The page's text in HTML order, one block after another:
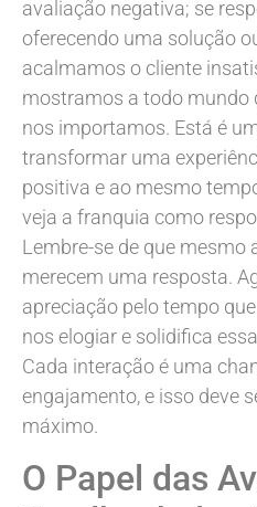
avaliação negativa; se
oferecendo uma solução
acalmamos o cliente
mostramos a todo mundo
nos importamos. Está é
transformar uma
positiva e ao mesmo
veja a franquia como
Lembre-se de que mesmo
merecem uma resposta.
apreciação pelo tempo
nos elogiar e solidifica
Cada interação é uma
engajamento, e isso deve
máximo.
O Papel das